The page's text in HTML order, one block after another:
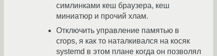
симлинками кеш браузера, кеш
миниатюр и прочий хлам.
Отключить управление памятью в
crops, я как то наталкивался на косяк
systemd в этом плане когда он позволял